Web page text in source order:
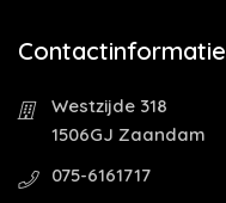
Contactinformatie
Westzijde 318
1506GJ Zaandam
075-6161717